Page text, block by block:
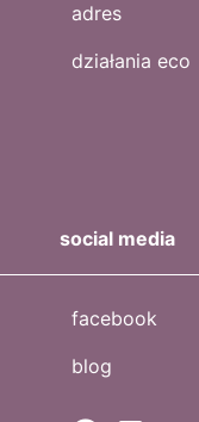
adres
działania eco
social media
facebook
blog